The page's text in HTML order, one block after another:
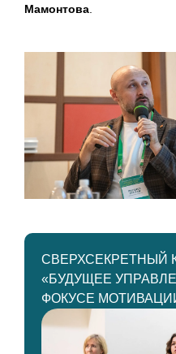
Мамонтова.
СВЕРХСЕКРЕТНЫЙ
«БУДУЩЕЕ
ФОКУСЕ